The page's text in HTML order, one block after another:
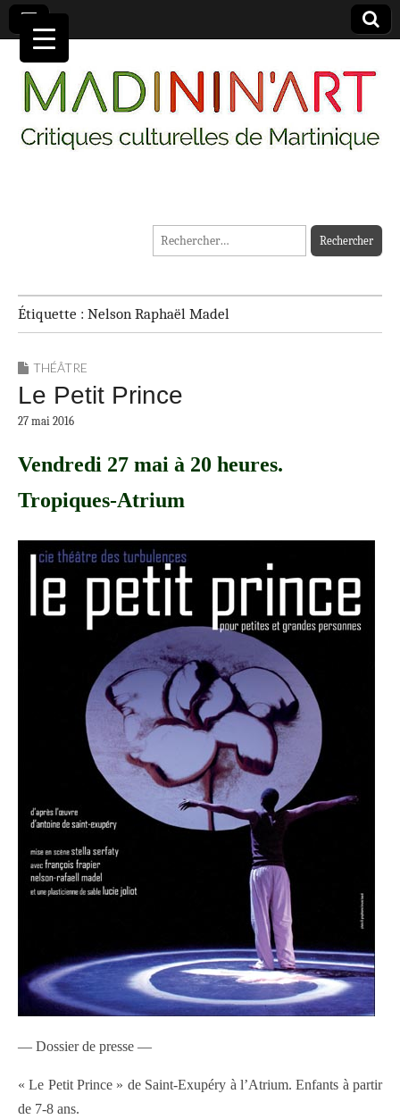
MADININ'ART
Rechercher :
Étiquette : Nelson Raphaël Madel
THÉÂTRE
Le Petit Prince
27 mai 2016
Vendredi 27 mai à 20 heures.
Tropiques-Atrium
— Dossier de presse —
« Le Petit Prince » de Saint-Exupéry à l’Atrium. Enfants à partir
de 7-8 ans.